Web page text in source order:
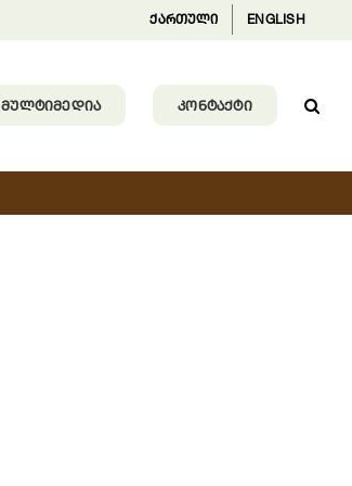
ქართული ENGLISH
ᲛᲣᲚᲢᲘᲛᲔᲓᲘᲐ ᲙᲝᲜᲢᲐᲥᲢᲘ